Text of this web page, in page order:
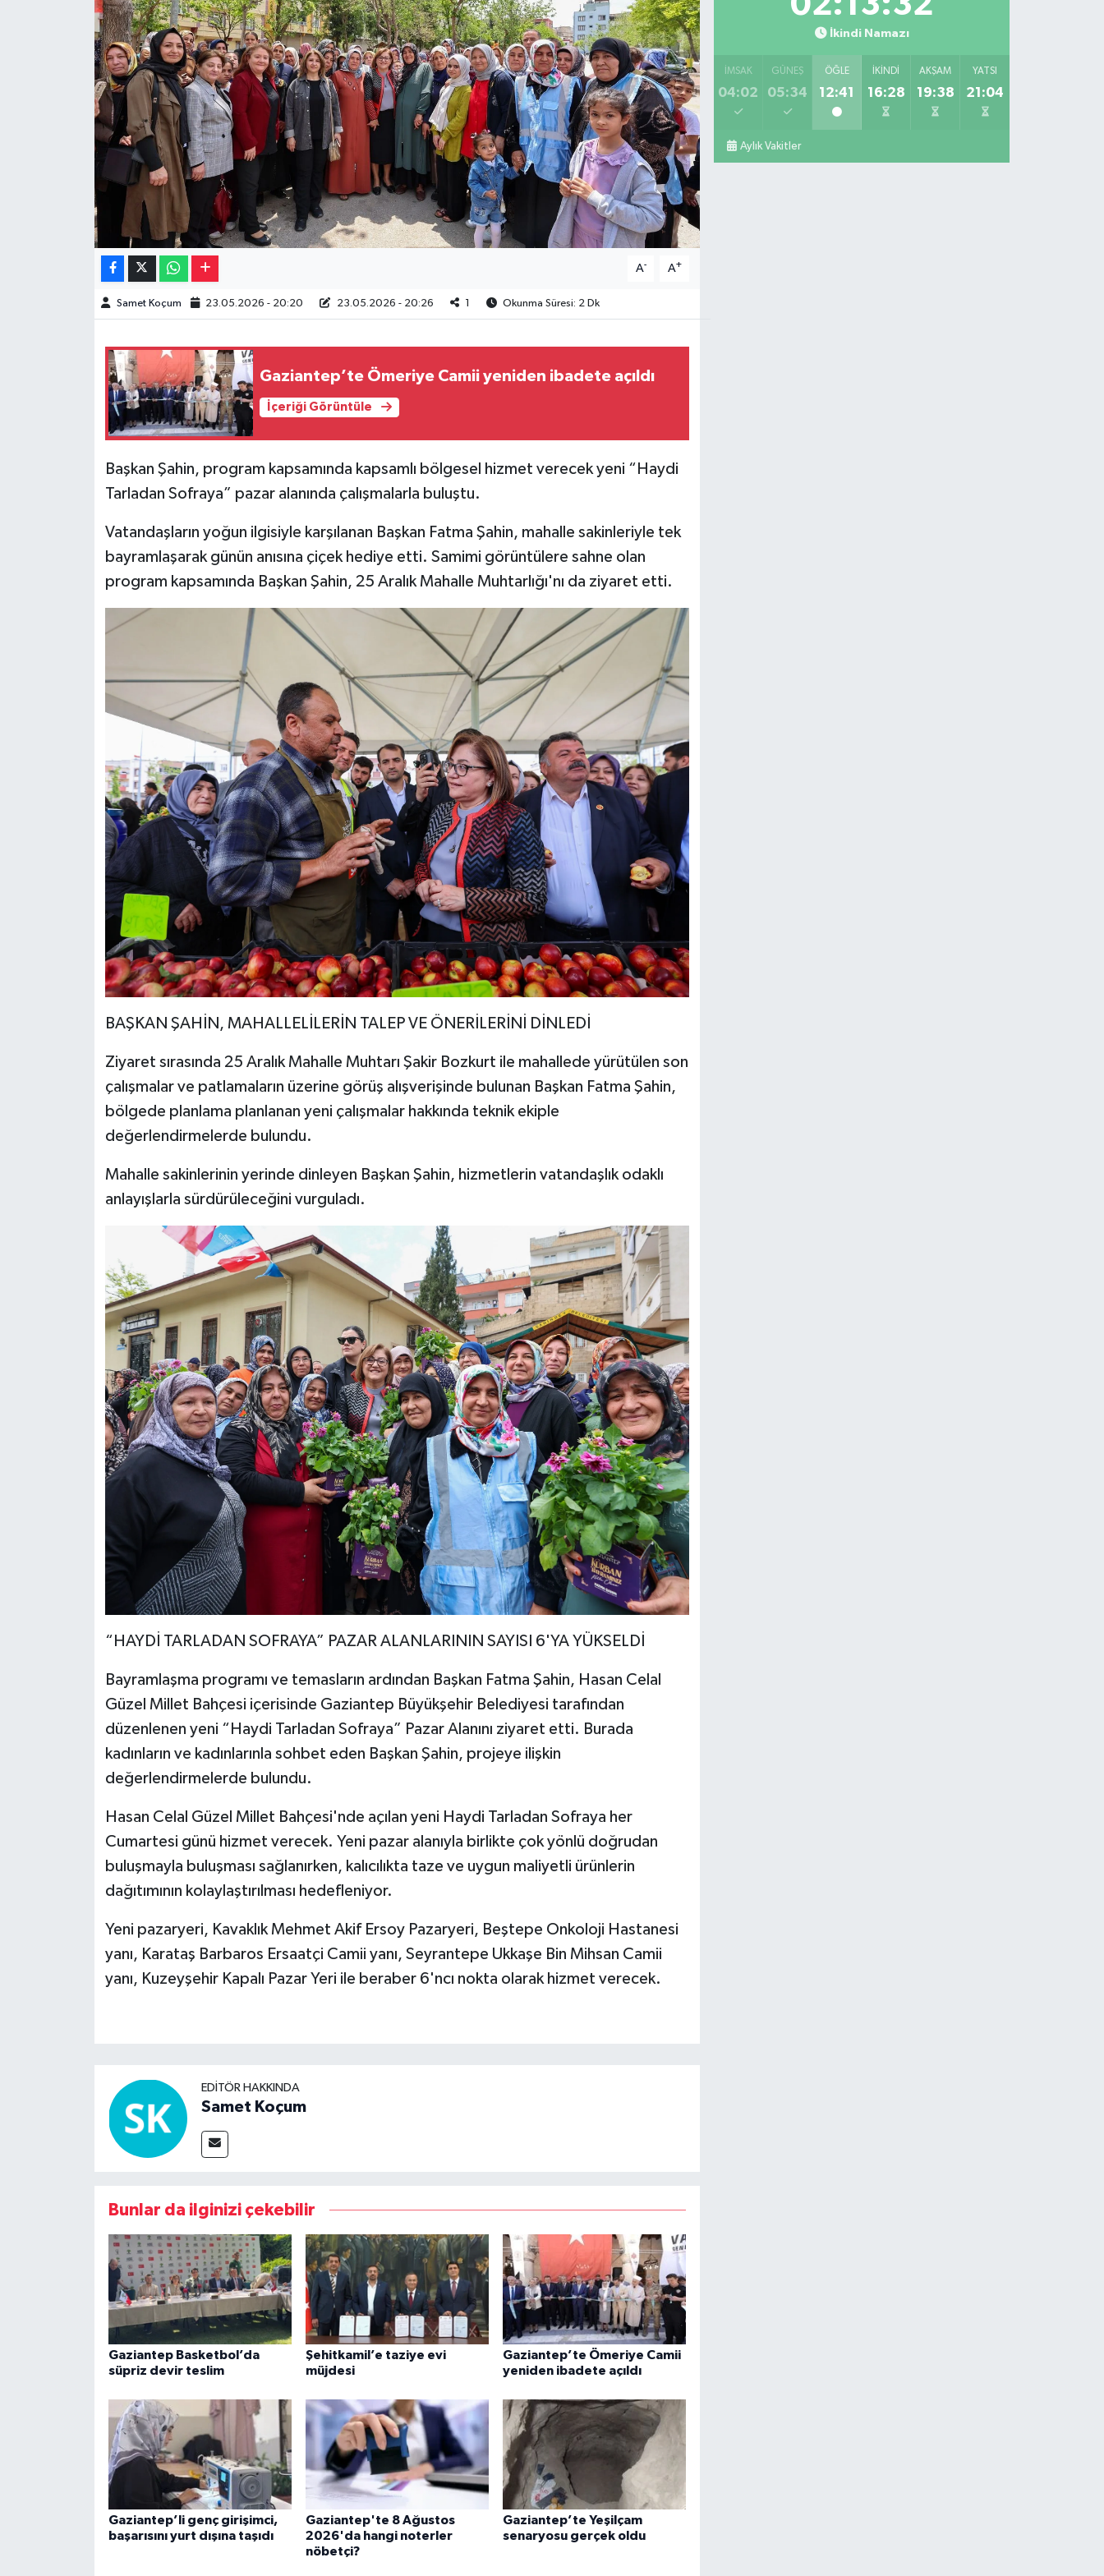
A- A+
Samet Koçum 23.05.2026 - 20:20 23.05.2026 - 20:26 Okunma Süresi: 2 Dk
Gaziantep’te Ömeriye Camii yeniden ibadete açıldı
İçeriği Görüntüle
Başkan Şahin, program kapsamında kapsamlı bölgesel hizmet verecek yeni “Haydi
Tarladan Sofraya” pazar alanında çalışmalarla buluştu.
Vatandaşların yoğun ilgisiyle karşılanan Başkan Fatma Şahin, mahalle sakinleriyle tek
bayramlaşarak günün anısına çiçek hediye etti. Samimi görüntülere sahne olan
program kapsamında Başkan Şahin, 25 Aralık Mahalle Muhtarlığı'nı da ziyaret etti.
BAŞKAN ŞAHİN, MAHALLELİLERİN TALEP VE ÖNERİLERİNİ DİNLEDİ
Ziyaret sırasında 25 Aralık Mahalle Muhtarı Şakir Bozkurt ile mahallede yürütülen son
çalışmalar ve patlamaların üzerine görüş alışverişinde bulunan Başkan Fatma Şahin,
bölgede planlama planlanan yeni çalışmalar hakkında teknik ekiple
değerlendirmelerde bulundu.
Mahalle sakinlerinin yerinde dinleyen Başkan Şahin, hizmetlerin vatandaşlık odaklı
anlayışlarla sürdürüleceğini vurguladı.
“HAYDİ TARLADAN SOFRAYA” PAZAR ALANLARININ SAYISI 6'YA YÜKSELDİ
Bayramlaşma programı ve temasların ardından Başkan Fatma Şahin, Hasan Celal
Güzel Millet Bahçesi içerisinde Gaziantep Büyükşehir Belediyesi tarafından
düzenlenen yeni “Haydi Tarladan Sofraya” Pazar Alanını ziyaret etti. Burada
kadınların ve kadınlarınla ​​sohbet eden Başkan Şahin, projeye ilişkin
değerlendirmelerde bulundu.
Hasan Celal Güzel Millet Bahçesi'nde açılan yeni Haydi Tarladan Sofraya her
Cumartesi günü hizmet verecek. Yeni pazar alanıyla birlikte çok yönlü doğrudan
buluşmayla buluşması sağlanırken, kalıcılıkta taze ve uygun maliyetli ürünlerin
dağıtımının kolaylaştırılması hedefleniyor.
Yeni pazaryeri, Kavaklık Mehmet Akif Ersoy Pazaryeri, Beştepe Onkoloji Hastanesi
yanı, Karataş Barbaros Ersaatçi Camii yanı, Seyrantepe Ukkaşe Bin Mihsan Camii
yanı, Kuzeyşehir Kapalı Pazar Yeri ile beraber 6'ncı nokta olarak hizmet verecek.
EDITÖR HAKKINDA
Samet Koçum
Bunlar da ilginizi çekebilir
Gaziantep Basketbol’da
süpriz devir teslim
Şehitkamil’e taziye evi
müjdesi
Gaziantep’te Ömeriye Camii
yeniden ibadete açıldı
Gaziantep’li genç girişimci,
başarısını yurt dışına taşıdı
Gaziantep'te 8 Ağustos
2026'da hangi noterler
nöbetçi?
Gaziantep’te Yeşilçam
senaryosu gerçek oldu
İkindi Namazı
İMSAK
04:02
GÜNEŞ
05:34
ÖĞLE
12:41
İKINDI
16:28
AKŞAM
19:38
YATSI
21:04
Aylık Vakitler
Resmi İlanlar
Sinemalar
Siyaset
Teknoloji
Video Haber
Yeme-İçme